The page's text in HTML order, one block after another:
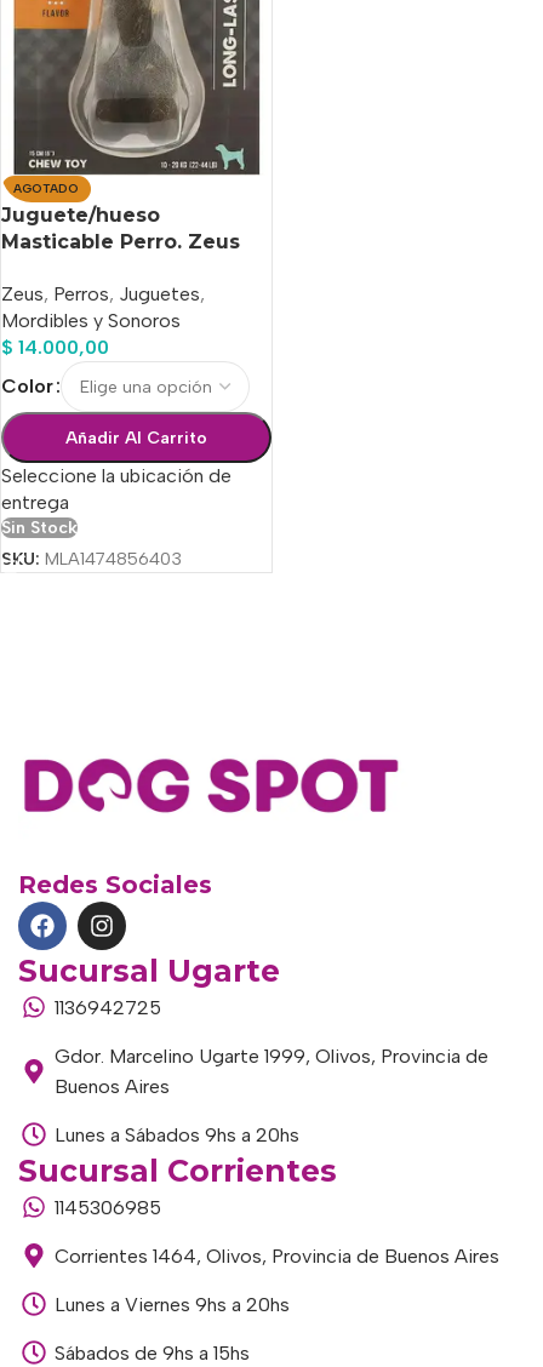
AGOTADO
Juguete/hueso
Masticable Perro. Zeus
Zeus, Perros, Juguetes,
Mordibles y Sonoros
$ 14.000,00
Color
Añadir Al Carrito
Seleccione la ubicación de
entrega
Sin Stock
SKU: MLA1474856403
Redes Sociales
Sucursal Ugarte
1136942725
Gdor. Marcelino Ugarte 1999, Olivos, Provincia de
Buenos Aires
Lunes a Sábados 9hs a 20hs
Sucursal Corrientes
1145306985
Corrientes 1464, Olivos, Provincia de Buenos Aires
Lunes a Viernes 9hs a 20hs
Sábados de 9hs a 15hs